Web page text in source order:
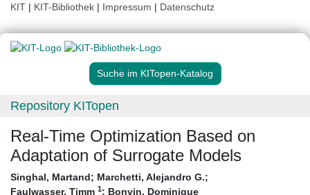
KIT | KIT-Bibliothek | Impressum | Datenschutz
Suche im KITopen-Katalog
Repository KITopen
Real-Time Optimization Based on
Adaptation of Surrogate Models
Singhal, Martand; Marchetti, Alejandro G.;
Faulwasser, Timm 1; Bonvin, Dominique